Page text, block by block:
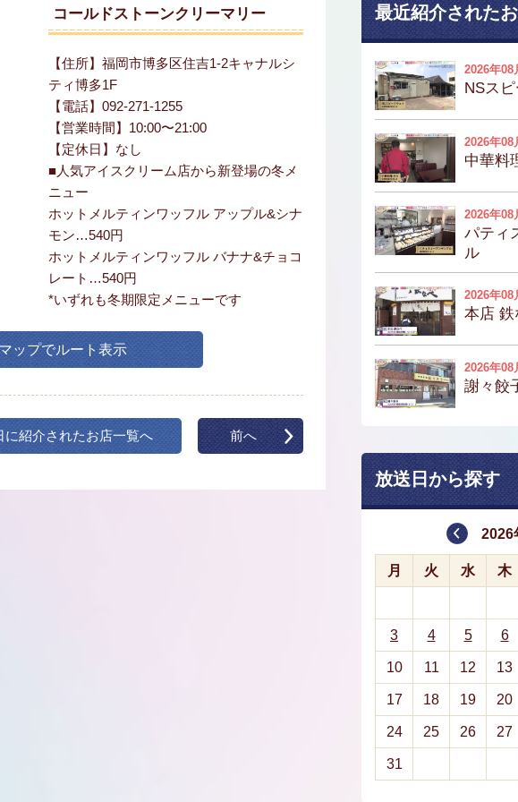
コールドストーンクリーマリー
【住所】福岡市博多区住吉1-2キャナルシ
ティ博多1F
【電話】092-271-1255
【営業時間】10:00〜21:00
【定休日】なし
■人気アイスクリーム店から新登場の冬メ
ニュー
ホットメルティンワッフル アップル&シナ
モン…540円
ホットメルティンワッフル バナナ&チョコ
レート…540円
*いずれも冬期限定メニューです
ップでルート表示
に紹介されたお店一覧へ 前へ
最近紹介された
2026年08
NSス
2026年08
中華料
2026年08
パティ
ル
2026年08
本店 鉄
2026年08
謝々餃
放送日から探す
2026
月 火 水 木
3 4 5 6
10 11 12 13
17 18 19 20
24 25 26 27
31